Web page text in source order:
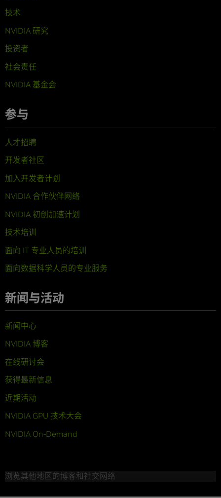
技术
NVIDIA 研究
投资者
社会责任
NVIDIA 基金会
参与
人才招聘
开发者社区
加入开发者计划
NVIDIA 合作伙伴网络
NVIDIA 初创加速计划
技术培训
面向 IT 专业人员的培训
面向数据科学人员的专业服务
新闻与活动
新闻中心
NVIDIA 博客
在线研讨会
获得最新信息
近期活动
NVIDIA GPU 技术大会
NVIDIA On-Demand
浏览其他地区的博客和社交网络